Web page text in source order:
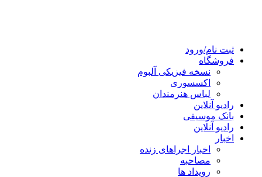
ثبت نام/ورود
فروشگاه
نسخه فیزیکی آلبوم
اکسسوری
لباس هنرمندان
رادیو آنلاین
بانک موسیقی
رادیو آنلاین
اخبار
اخبار اجراهای زنده
مصاحبه
رویداد ها